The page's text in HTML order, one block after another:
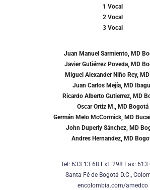
1 Vocal
2 Vocal
3 Vocal
Juan Manuel Sarmiento, MD
Javier Gutiérrez Poveda, MD
Miguel Alexander Niño Rey,
Juan Carlos Mejía, MD
Ricardo Alberto Gutierrez, MD
Oscar Ortiz M., MD Bogotá
Germán Melo McCormick, MD
John Duperly Sánchez, MD
Andres Hernandez, MD
Tel: 633 13 68 Ext. 298 Fax: 613
Santa Fé de Bogotá D.C.,
encolombia.com/amedco